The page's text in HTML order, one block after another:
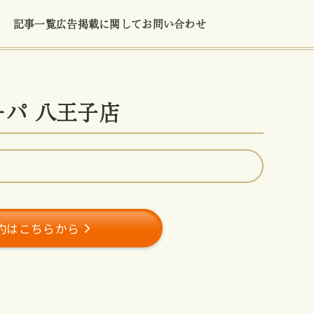
記事一覧広告掲載に関してお問い合わせ
八王子店
はこちらから